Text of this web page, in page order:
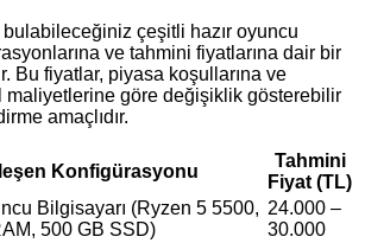
çeşitli hazır oyuncu
ve tahmini fiyatlarına dair bir
Bu fiyatlar, piyasa koşullarına ve
maliyetlerine göre değişiklik gösterebilir
amaçlıdır.
Konfigürasyonu
Tahmini
Fiyat (TL)
Bilgisayarı (Ryzen 5 5500,
500 GB SSD)
24.000 –
30.000